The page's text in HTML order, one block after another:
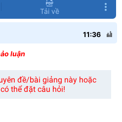
Tải về
11:36
luận
đề/bài giảng này hoặc
thể đặt câu hỏi!